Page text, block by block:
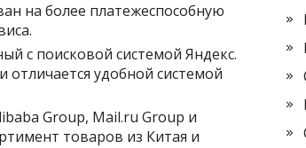
на более платежеспособную
с поисковой системой Яндекс.
удобной системой
Group, Mail.ru Group и
товаров из Китая и